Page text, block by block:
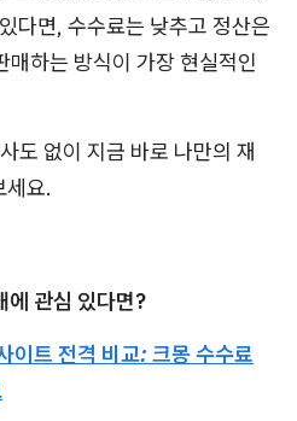
다면, 수수료는 낮추고 정산은
하는 방식이 가장 현실적인
도 없이 지금 바로 나만의 재
세요.
에 관심 있다면?
이트 전격 비교: 크몽 수수료